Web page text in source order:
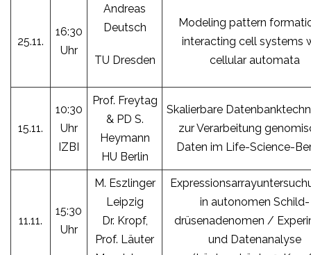
25.11.
16:30
Uhr
Andreas
Deutsch
TU Dresden
Modeling pattern
interacting cell systems
cellular automata
15.11.
10:30
Uhr
IZBI
Prof. Freytag
& PD S.
Heymann
HU Berlin
Skalierbare
zur Verarbeitung
Daten im Life-Science-
11.11.
15:30
Uhr
M. Eszlinger
Leipzig
Dr. Kropf,
Prof. Läuter
in autonomen Schild-
drüsenadenomen /
und Datenanalyse